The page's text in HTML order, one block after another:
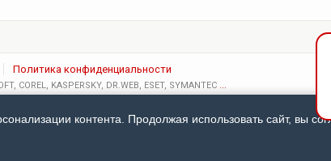
контента. Продолжая использовать сайт, вы
Политика конфиденциальности
KASPERSKY, DR.WEB, ESET, SYMANTEC ...
каких условиях не является публичной офертой. Окончательные
после получения запроса от Покупателя или оформления